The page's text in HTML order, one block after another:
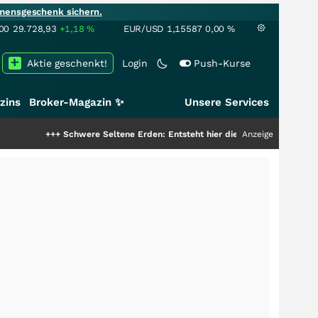
sichern.
29.728,93 +1,18% EUR/USD 1,15587 0,00 %
Login Push-Kurse
Aktie geschenkt!
Broker-Magazin ✨ Unsere Services
Schwere Seltene Erden: Entsteht hier die nächste Milliardenstory?
Anzeige